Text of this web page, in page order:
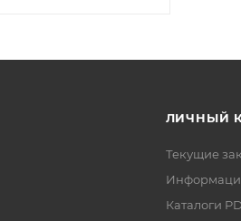
ЛИЧНЫЙ
Текущие
Каталоги